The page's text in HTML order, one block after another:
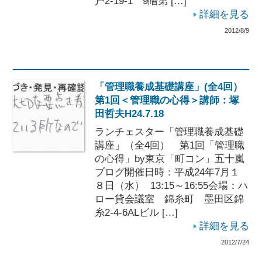
詳細を見る
2012/8/9
「管理職養成基礎講座」(全4回）
第1回＜管理職の心得＞講師：塚
田哲夫H24.7.18
ランチェスター「管理職養成基礎
講座」（全4回） 第1回「管理職
の心得」by東京「町コン」五十嵐
ブログ開催日時：平成24年7月１
８日（水） 13:15～16:55会場：ハ
ロー貸会議室 錦糸町 墨田区錦
糸2-4-6ALビル […]
詳細を見る
2012/7/24